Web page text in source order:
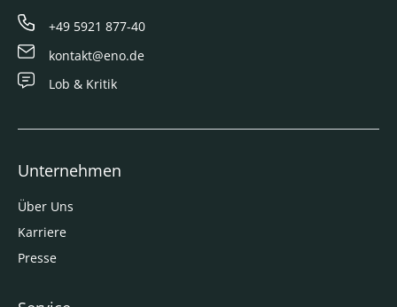
+49 5921 877-40
kontakt@eno.de
Lob & Kritik
Unternehmen
Über Uns
Karriere
Presse